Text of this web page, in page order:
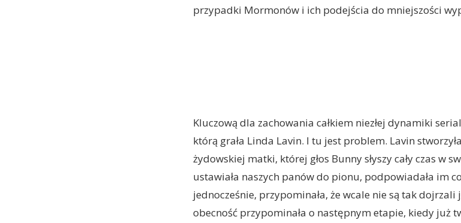
przypadki Mormonów i ich podejścia do mniejszości
Kluczową dla zachowania całkiem niezłej dynamiki
którą grała Linda Lavin. I tu jest problem. Lavin
żydowskiej matki, której głos Bunny słyszy cały czas w
ustawiała naszych panów do pionu, podpowiadała im
jednocześnie, przypominała, że wcale nie są tak
obecność przypominała o następnym etapie, kiedy już